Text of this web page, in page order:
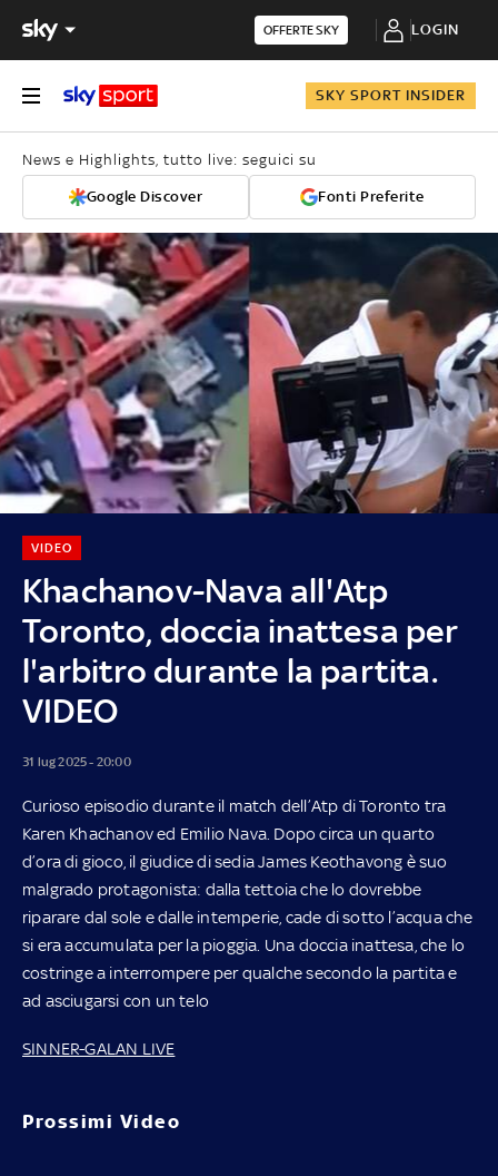
OFFERTE SKY LOGIN
SKY SPORT INSIDER
News e Highlights, tutto live: seguici su
Google Discover Fonti Preferite
Khachanov-Nava all'Atp
Toronto, doccia inattesa per
l'arbitro durante la partita.
VIDEO
VIDEO
31 lug 2025 - 20:00
Curioso episodio durante il match dell’Atp di Toronto tra
Karen Khachanov ed Emilio Nava. Dopo circa un quarto
d’ora di gioco, il giudice di sedia James Keothavong è suo
malgrado protagonista: dalla tettoia che lo dovrebbe
riparare dal sole e dalle intemperie, cade di sotto l’acqua che
si era accumulata per la pioggia. Una doccia inattesa, che lo
costringe a interrompere per qualche secondo la partita e
ad asciugarsi con un telo
SINNER-GALAN LIVE
Prossimi Video